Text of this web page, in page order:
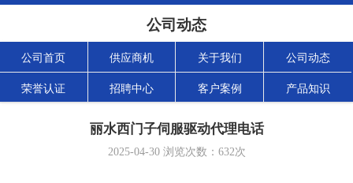
公司动态
公司首页 供应商机 关于我们 公司动态
荣誉认证 招聘中心 客户案例 产品知识
丽水西门子伺服驱动代理电话
2025-04-30浏览次数： 632次